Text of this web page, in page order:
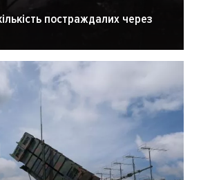
постраждалих через